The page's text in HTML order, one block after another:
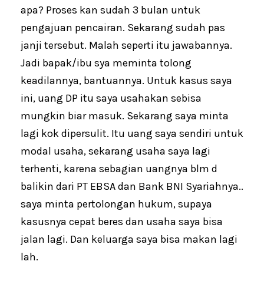
apa? Proses kan sudah 3 bulan untuk
pengajuan pencairan. Sekarang sudah pas
janji tersebut. Malah seperti itu jawabannya.
Jadi bapak/ibu sya meminta tolong
keadilannya, bantuannya. Untuk kasus saya
ini, uang DP itu saya usahakan sebisa
mungkin biar masuk. Sekarang saya minta
lagi kok dipersulit. Itu uang saya sendiri untuk
modal usaha, sekarang usaha saya lagi
terhenti, karena sebagian uangnya blm d
balikin dari PT EBSA dan Bank BNI Syariahnya..
saya minta pertolongan hukum, supaya
kasusnya cepat beres dan usaha saya bisa
jalan lagi. Dan keluarga saya bisa makan lagi
lah.